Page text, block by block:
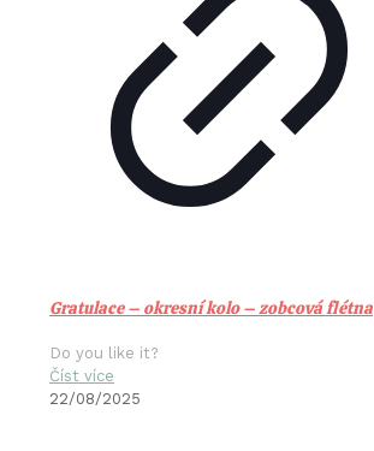
Gratulace – okresní kolo – zobcová flétna
Do you like it?
Číst více
22/08/2025